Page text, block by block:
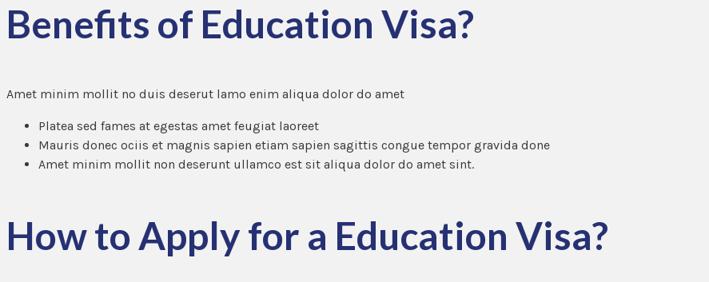
Benefits of Education Visa?
Amet minim mollit no duis deserut lamo enim aliqua dolor do amet
Platea sed fames at egestas amet feugiat laoreet
Mauris donec ociis et magnis sapien etiam sapien sagittis congue tempor gravida done
Amet minim mollit non deserunt ullamco est sit aliqua dolor do amet sint.
How to Apply for a Education Visa?